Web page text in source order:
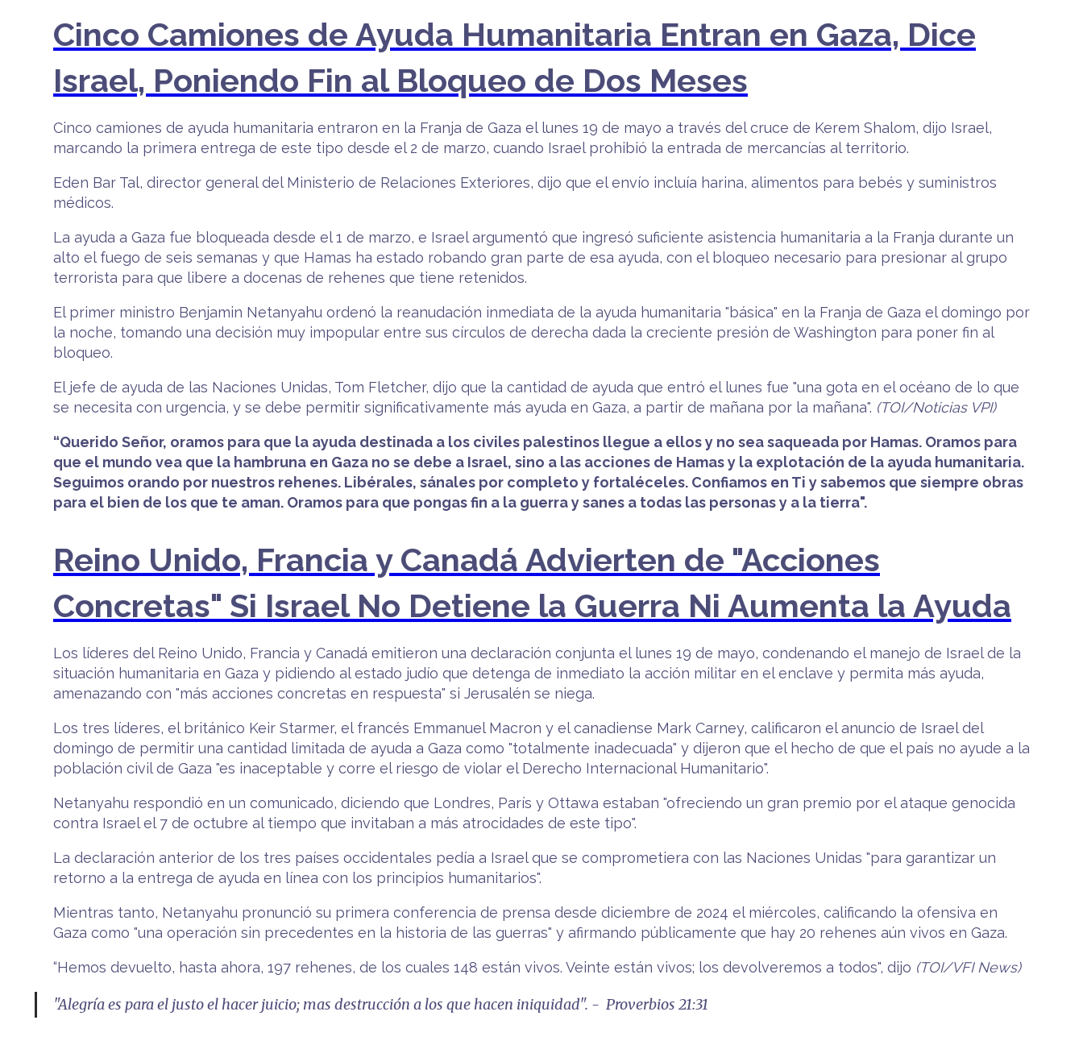
Cinco Camiones de Ayuda Humanitaria Entran en Gaza, Dice
Israel, Poniendo Fin al Bloqueo de Dos Meses
Cinco camiones de ayuda humanitaria entraron en la Franja de Gaza el lunes 19 de mayo a través del cruce de Kerem Shalom, dijo Israel,
marcando la primera entrega de este tipo desde el 2 de marzo, cuando Israel prohibió la entrada de mercancías al territorio.
Eden Bar Tal, director general del Ministerio de Relaciones Exteriores, dijo que el envío incluía harina, alimentos para bebés y suministros
médicos.
La ayuda a Gaza fue bloqueada desde el 1 de marzo, e Israel argumentó que ingresó suficiente asistencia humanitaria a la Franja durante un
alto el fuego de seis semanas y que Hamas ha estado robando gran parte de esa ayuda, con el bloqueo necesario para presionar al grupo
terrorista para que libere a docenas de rehenes que tiene retenidos.
El primer ministro Benjamin Netanyahu ordenó la reanudación inmediata de la ayuda humanitaria "básica" en la Franja de Gaza el domingo por
la noche, tomando una decisión muy impopular entre sus círculos de derecha dada la creciente presión de Washington para poner fin al
bloqueo.
El jefe de ayuda de las Naciones Unidas, Tom Fletcher, dijo que la cantidad de ayuda que entró el lunes fue "una gota en el océano de lo que
se necesita con urgencia, y se debe permitir significativamente más ayuda en Gaza, a partir de mañana por la mañana". (TOI/Noticias VPI)
“Querido Señor, oramos para que la ayuda destinada a los civiles palestinos llegue a ellos y no sea saqueada por Hamas. Oramos para
que el mundo vea que la hambruna en Gaza no se debe a Israel, sino a las acciones de Hamas y la explotación de la ayuda humanitaria.
Seguimos orando por nuestros rehenes. Libérales, sánales por completo y fortaléceles. Confiamos en Ti y sabemos que siempre obras
para el bien de los que te aman. Oramos para que pongas fin a la guerra y sanes a todas las personas y a la tierra".
Reino Unido, Francia y Canadá Advierten de "Acciones
Concretas" Si Israel No Detiene la Guerra Ni Aumenta la Ayuda
Los líderes del Reino Unido, Francia y Canadá emitieron una declaración conjunta el lunes 19 de mayo, condenando el manejo de Israel de la
situación humanitaria en Gaza y pidiendo al estado judío que detenga de inmediato la acción militar en el enclave y permita más ayuda,
amenazando con "más acciones concretas en respuesta" si Jerusalén se niega.
Los tres líderes, el británico Keir Starmer, el francés Emmanuel Macron y el canadiense Mark Carney, calificaron el anuncio de Israel del
domingo de permitir una cantidad limitada de ayuda a Gaza como "totalmente inadecuada" y dijeron que el hecho de que el país no ayude a la
población civil de Gaza "es inaceptable y corre el riesgo de violar el Derecho Internacional Humanitario".
Netanyahu respondió en un comunicado, diciendo que Londres, París y Ottawa estaban "ofreciendo un gran premio por el ataque genocida
contra Israel el 7 de octubre al tiempo que invitaban a más atrocidades de este tipo".
La declaración anterior de los tres países occidentales pedía a Israel que se comprometiera con las Naciones Unidas "para garantizar un
retorno a la entrega de ayuda en línea con los principios humanitarios".
Mientras tanto, Netanyahu pronunció su primera conferencia de prensa desde diciembre de 2024 el miércoles, calificando la ofensiva en
Gaza como "una operación sin precedentes en la historia de las guerras" y afirmando públicamente que hay 20 rehenes aún vivos en Gaza.
“Hemos devuelto, hasta ahora, 197 rehenes, de los cuales 148 están vivos. Veinte están vivos; los devolveremos a todos", dijo (TOI/VFI News)
"Alegría es para el justo el hacer juicio; mas destrucción a los que hacen iniquidad". - Proverbios 21:31